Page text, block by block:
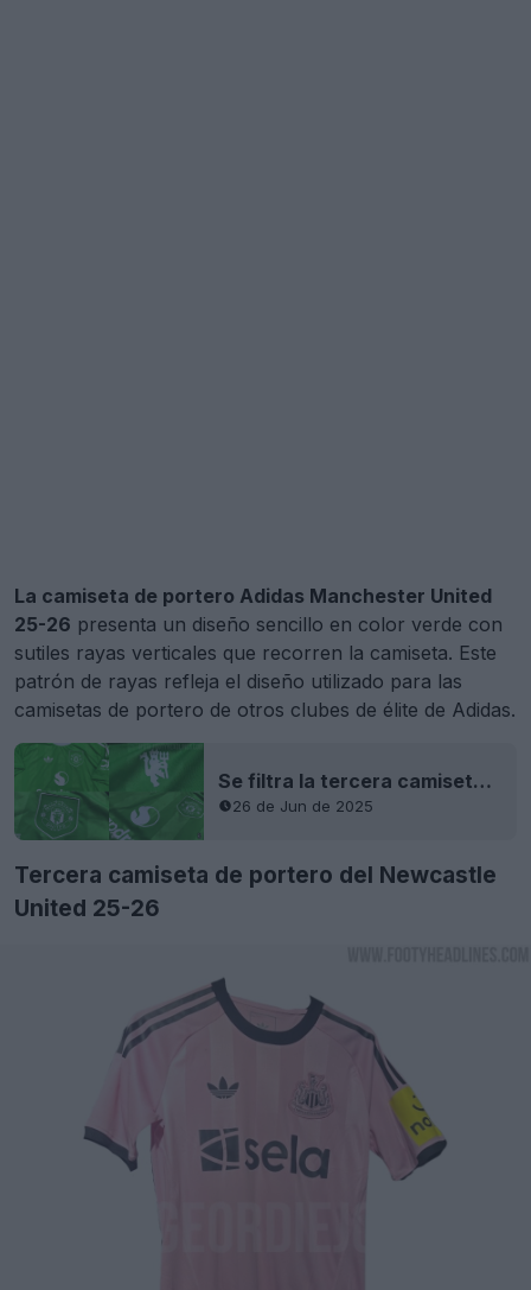
La camiseta de portero Adidas Manchester United
25-26 presenta un diseño sencillo en color verde con
sutiles rayas verticales que recorren la camiseta. Este
patrón de rayas refleja el diseño utilizado para las
camisetas de portero de otros clubes de élite de Adidas.
Se filtra la tercera camiseta de portero del Manchester United 25-26 - Vídeo completo del unboxing
26 de Jun de 2025
Tercera camiseta de portero del Newcastle
United 25-26